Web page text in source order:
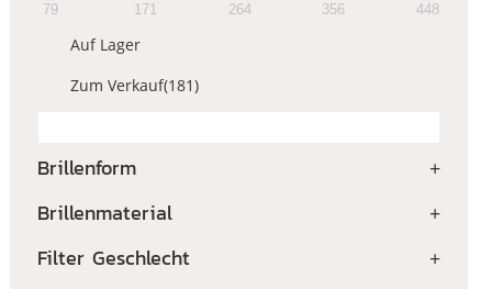
79 171 264 356 448
Auf Lager
Zum Verkauf(181)
Brillenform +
Brillenmaterial +
Filter Geschlecht +